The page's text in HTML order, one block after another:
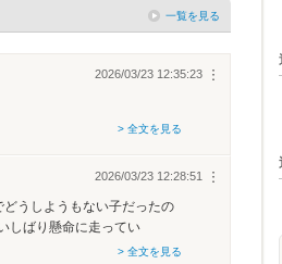
一覧を見る
︙
2026/03/23 12:35:23
> 全文を見る
︙
2026/03/23 12:28:51
うしようもない子だったの
しばり懸命に走ってい
> 全文を見る